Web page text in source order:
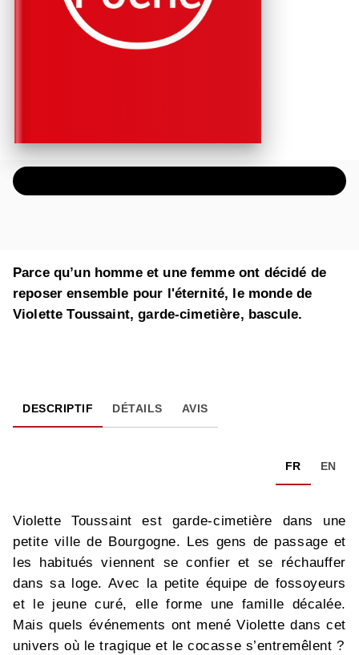
Parce qu’un homme et une femme ont décidé de
reposer ensemble pour l'éternité, le monde de
Violette Toussaint, garde-cimetière, bascule.
DESCRIPTIF DÉTAILS AVIS
FR EN
Violette Toussaint est garde-cimetière dans une
petite ville de Bourgogne. Les gens de passage et
les habitués viennent se confier et se réchauffer
dans sa loge. Avec la petite équipe de fossoyeurs
et le jeune curé, elle forme une famille décalée.
Mais quels événements ont mené Violette dans cet
univers où le tragique et le cocasse s’entremêlent ?